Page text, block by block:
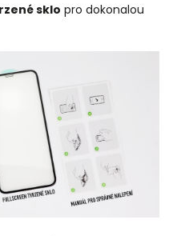
sklo pro dokonalou